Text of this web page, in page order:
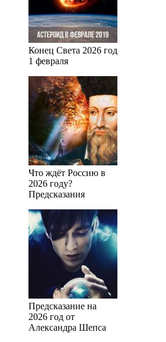
Конец Света 2026 год
1 февраля
Что ждёт Россию в
2026 году?
Предсказания
Предсказание на
2026 год от
Александра Шепса